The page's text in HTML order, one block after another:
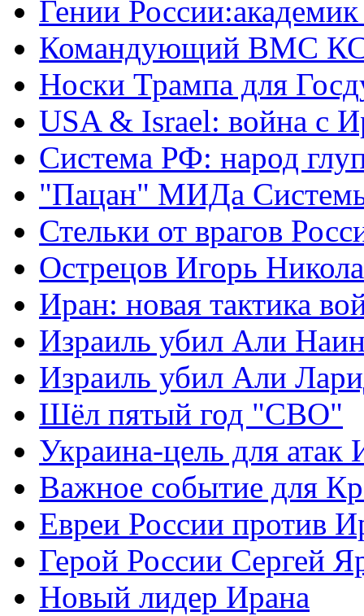
Гении
Командующий ВМС
Носки Трампа для
USA & Israel: война с
Система РФ: народ
"Пацан" МИДа
Стельки от врагов
Острецов Игорь
Иран: новая тактика
Израиль убил Али
Израиль убил Али
Шёл пятый год "СВО"
Украина-цель для атак
Важное событие для
Евреи России против
Герой России Сергей
Новый лидер Ирана